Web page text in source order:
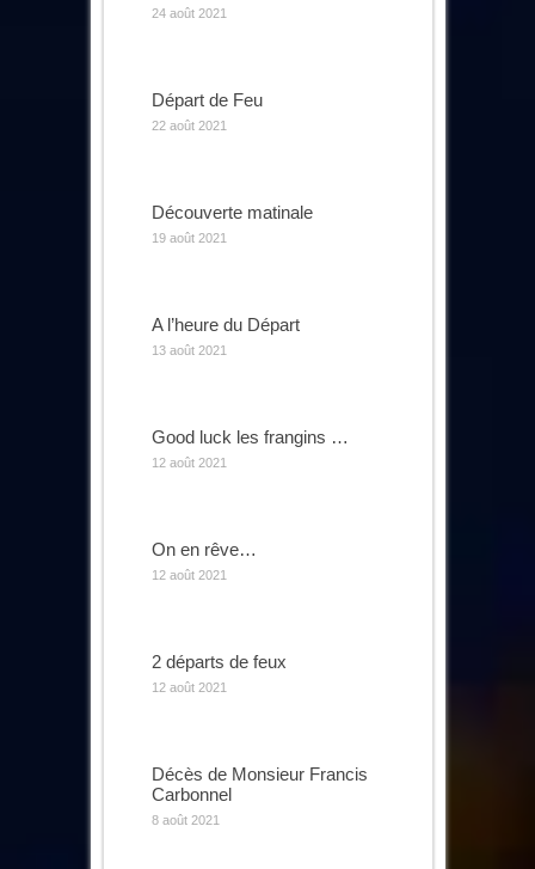
24 août 2021
Départ de Feu
22 août 2021
Découverte matinale
19 août 2021
A l’heure du Départ
13 août 2021
Good luck les frangins …
12 août 2021
On en rêve…
12 août 2021
2 départs de feux
12 août 2021
Décès de Monsieur Francis
Carbonnel
8 août 2021